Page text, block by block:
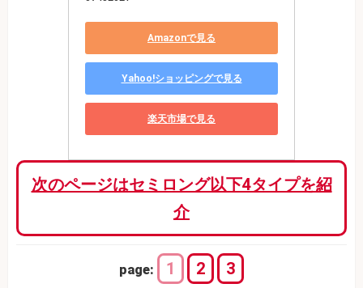
Amazonで見る
Yahoo!ショッピングで見る
楽天市場で見る
次のページはセミロング以下4タイプを紹
介
page: 1 2 3